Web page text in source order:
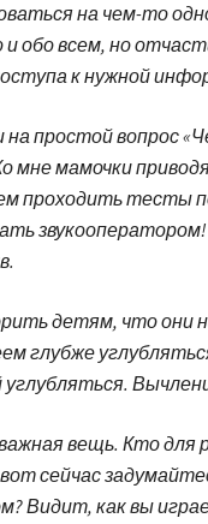
на чем-то
обо всем, но
к нужной
простой вопрос
мне мамочки
проходить тесты
детям, что они
глубже
вещь. Кто для
сейчас
Видит, как вы